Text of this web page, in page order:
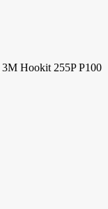
3M Hookit 255P P100